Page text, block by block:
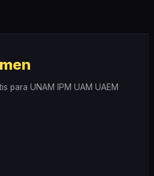
para UNAM IPM UAM UAEM